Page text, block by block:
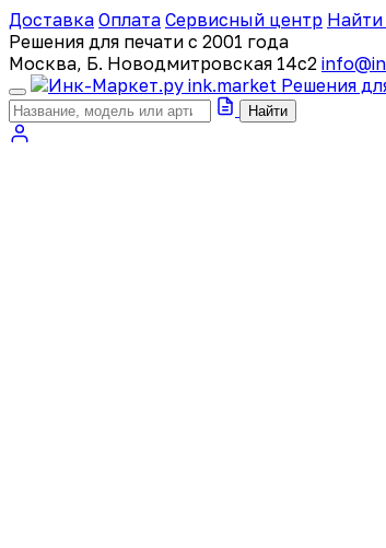
Доставка Оплата Сервисный центр
Решения для печати с 2001 года
Москва, Б. Новодмитровская 14с2
ink.market Решения
Найти